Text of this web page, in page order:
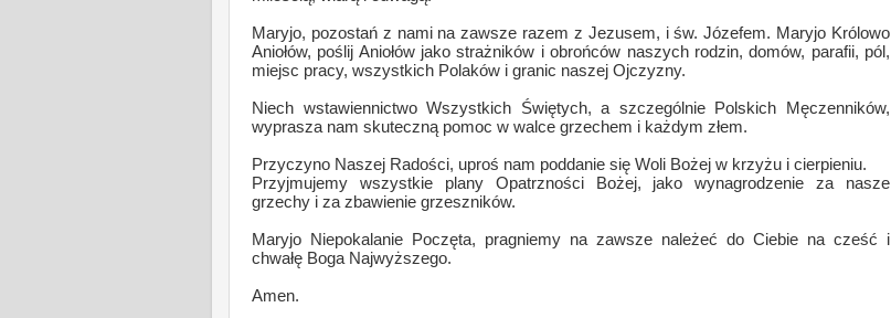
Maryjo, pozostań z nami na zawsze razem z Jezusem, i św. Józefem. Maryjo Królowo
Aniołów, poślij Aniołów jako strażników i obrońców naszych rodzin, domów, parafii, pól,
miejsc pracy, wszystkich Polaków i granic naszej Ojczyzny.
Niech wstawiennictwo Wszystkich Świętych, a szczególnie Polskich Męczenników,
wyprasza nam skuteczną pomoc w walce grzechem i każdym złem.
Przyczyno Naszej Radości, uproś nam poddanie się Woli Bożej w krzyżu i cierpieniu.
Przyjmujemy wszystkie plany Opatrzności Bożej, jako wynagrodzenie za nasze
grzechy i za zbawienie grzeszników.
Maryjo Niepokalanie Poczęta, pragniemy na zawsze należeć do Ciebie na cześć i
chwałę Boga Najwyższego.
Amen.